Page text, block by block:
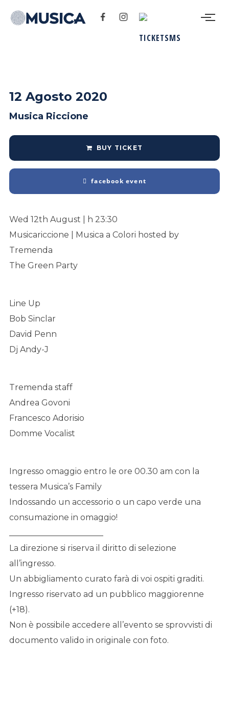
12 Agosto 2020
Musica Riccione
BUY TICKET
facebook event
Wed 12th August | h 23:30
Musicariccione | Musica a Colori hosted by
Tremenda
The Green Party
Line Up
Bob Sinclar
David Penn
Dj Andy-J
Tremenda staff
Andrea Govoni
Francesco Adorisio
Domme Vocalist
Ingresso omaggio entro le ore 00.30 am con la
tessera Musica’s Family
Indossando un accessorio o un capo verde una
consumazione in omaggio!
La direzione si riserva il diritto di selezione
all’ingresso.
Un abbigliamento curato farà di voi ospiti graditi.
Ingresso riservato ad un pubblico maggiorenne
(+18).
Non è possibile accedere all’evento se sprovvisti di
documento valido in originale con foto.